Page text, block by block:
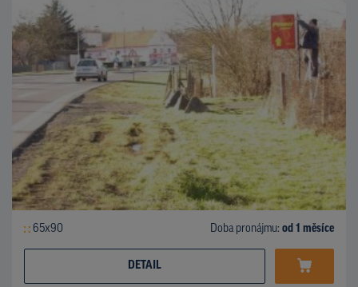
65x90 Doba pronájmu: od 1 měsíce
DETAIL